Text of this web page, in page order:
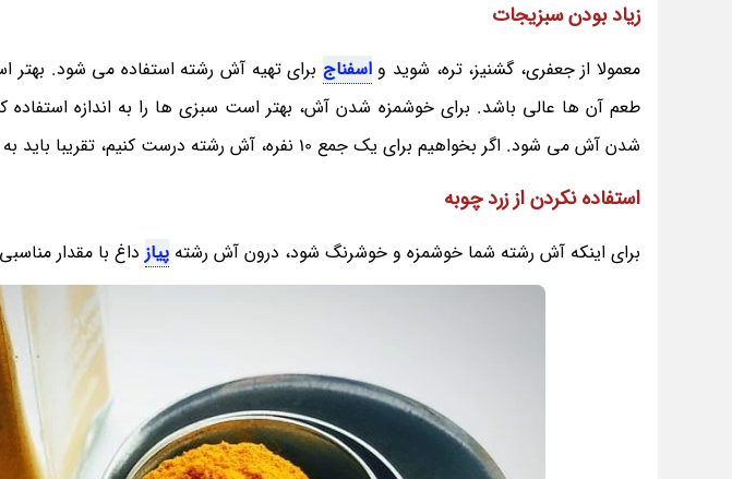
زیاد بودن سبزیجات
معمولا از جعفری، گشنیز، تره، شوید واسفناج برای تهیه آش رشته استفاده می شود. بهتر
طعم آن ها عالی باشد. برای خوشمزه شدن آش، بهتر است سبزی ها را به اندازه استفاده
شدن آش می شود. اگر بخواهیم برای یک جمع 10 نفره، آش رشته درست کنیم، تقریبا باید به اندازه 1 کیلو سبزی آشی داشته باشیم.
استفاده نکردن از زرد چوبه
برای اینکه آش رشته شما خوشمزه و خوشرنگ شود، درون آش رشته پیازداغ با مقدار